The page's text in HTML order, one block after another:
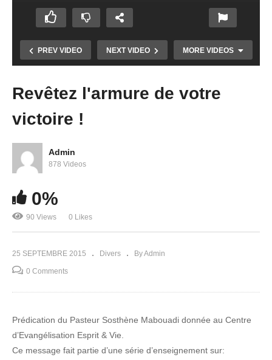
PREV VIDEO NEXT VIDEO MORE VIDEOS
La prière de la foi
Revêtez l'armure de votre
victoire !
Admin
878 Videos
0%
90 Views 0 Likes
25 SEPTEMBRE 2015 Divers By Admin
0 Comments
Prédication du Pasteur Sosthène Mabouadi donnée au Centre
d’Evangélisation Esprit & Vie.
Ce message fait partie d’une série d’enseignement sur: